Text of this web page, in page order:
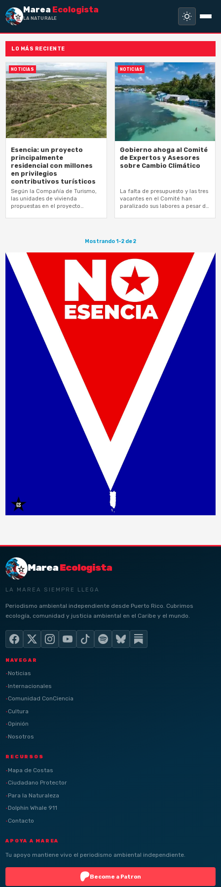
Marea Ecologista
LA NATURALEZA N
LO MÁS RECIENTE
NOTICIAS
Esencia: un proyecto
principalmente
residencial con millones
en privilegios
contributivos turísticos
Según la Compañía de Turismo,
las unidades de vivienda
propuestas en el proyecto
NOTICIAS
Gobierno ahoga al Comité
de Expertos y Asesores
sobre Cambio Climático
La falta de presupuesto y las tres
vacantes en el Comité han
paralizado sus labores a pesar de
Mostrando 1-2 de 2
MareaEcologista
LA MAREA SIEMPRE LLEGA
Periodismo ambiental independiente desde Puerto Rico. Cubrimos
ecología, comunidad y justicia ambiental en el Caribe y el mundo.
NAVEGAR
Noticias
Internacionales
Comunidad ConCiencia
Cultura
Opinión
Nosotros
RECURSOS
Mapa de Costas
Ciudadano Protector
Para la Naturaleza
Dolphin Whale 911
Contacto
APOYA A MAREA
Tu apoyo mantiene vivo el periodismo ambiental independiente.
Become a Patron